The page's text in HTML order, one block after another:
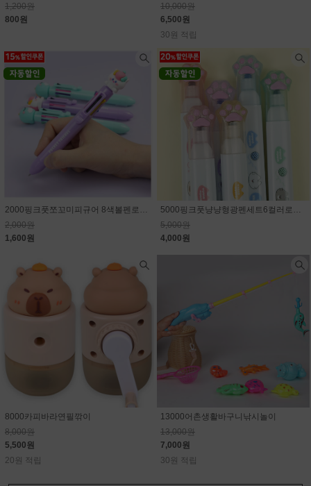
1,200원
800원
10,000원
6,500원
30원 적립
2000핑크풋쪼꼬미피규어 8색볼펜로그인시 15% 할인된 가격
2,000원
1,600원
5000핑크풋냥냥형광펜세트6컬러로그인시 20% 할인된 가격
5,000원
4,000원
8000카피바라연필깎이
8,000원
5,500원
20원 적립
13000어촌생활바구니낚시놀이
13,000원
7,000원
30원 적립